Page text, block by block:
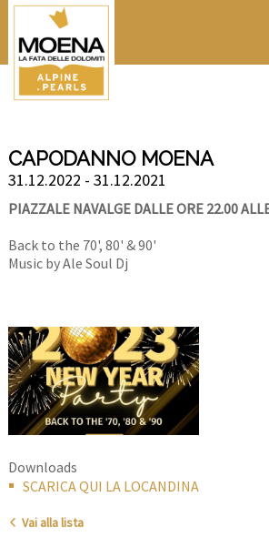
CAPODANNO MOENA
31.12.2022 - 31.12.2021
PIAZZALE NAVALGE DALLE ORE 22.00
Back to the 70', 80' & 90'
Music by Ale Soul Dj
Downloads
SCARICA QUI LA LOCANDINA
Vai alla lista